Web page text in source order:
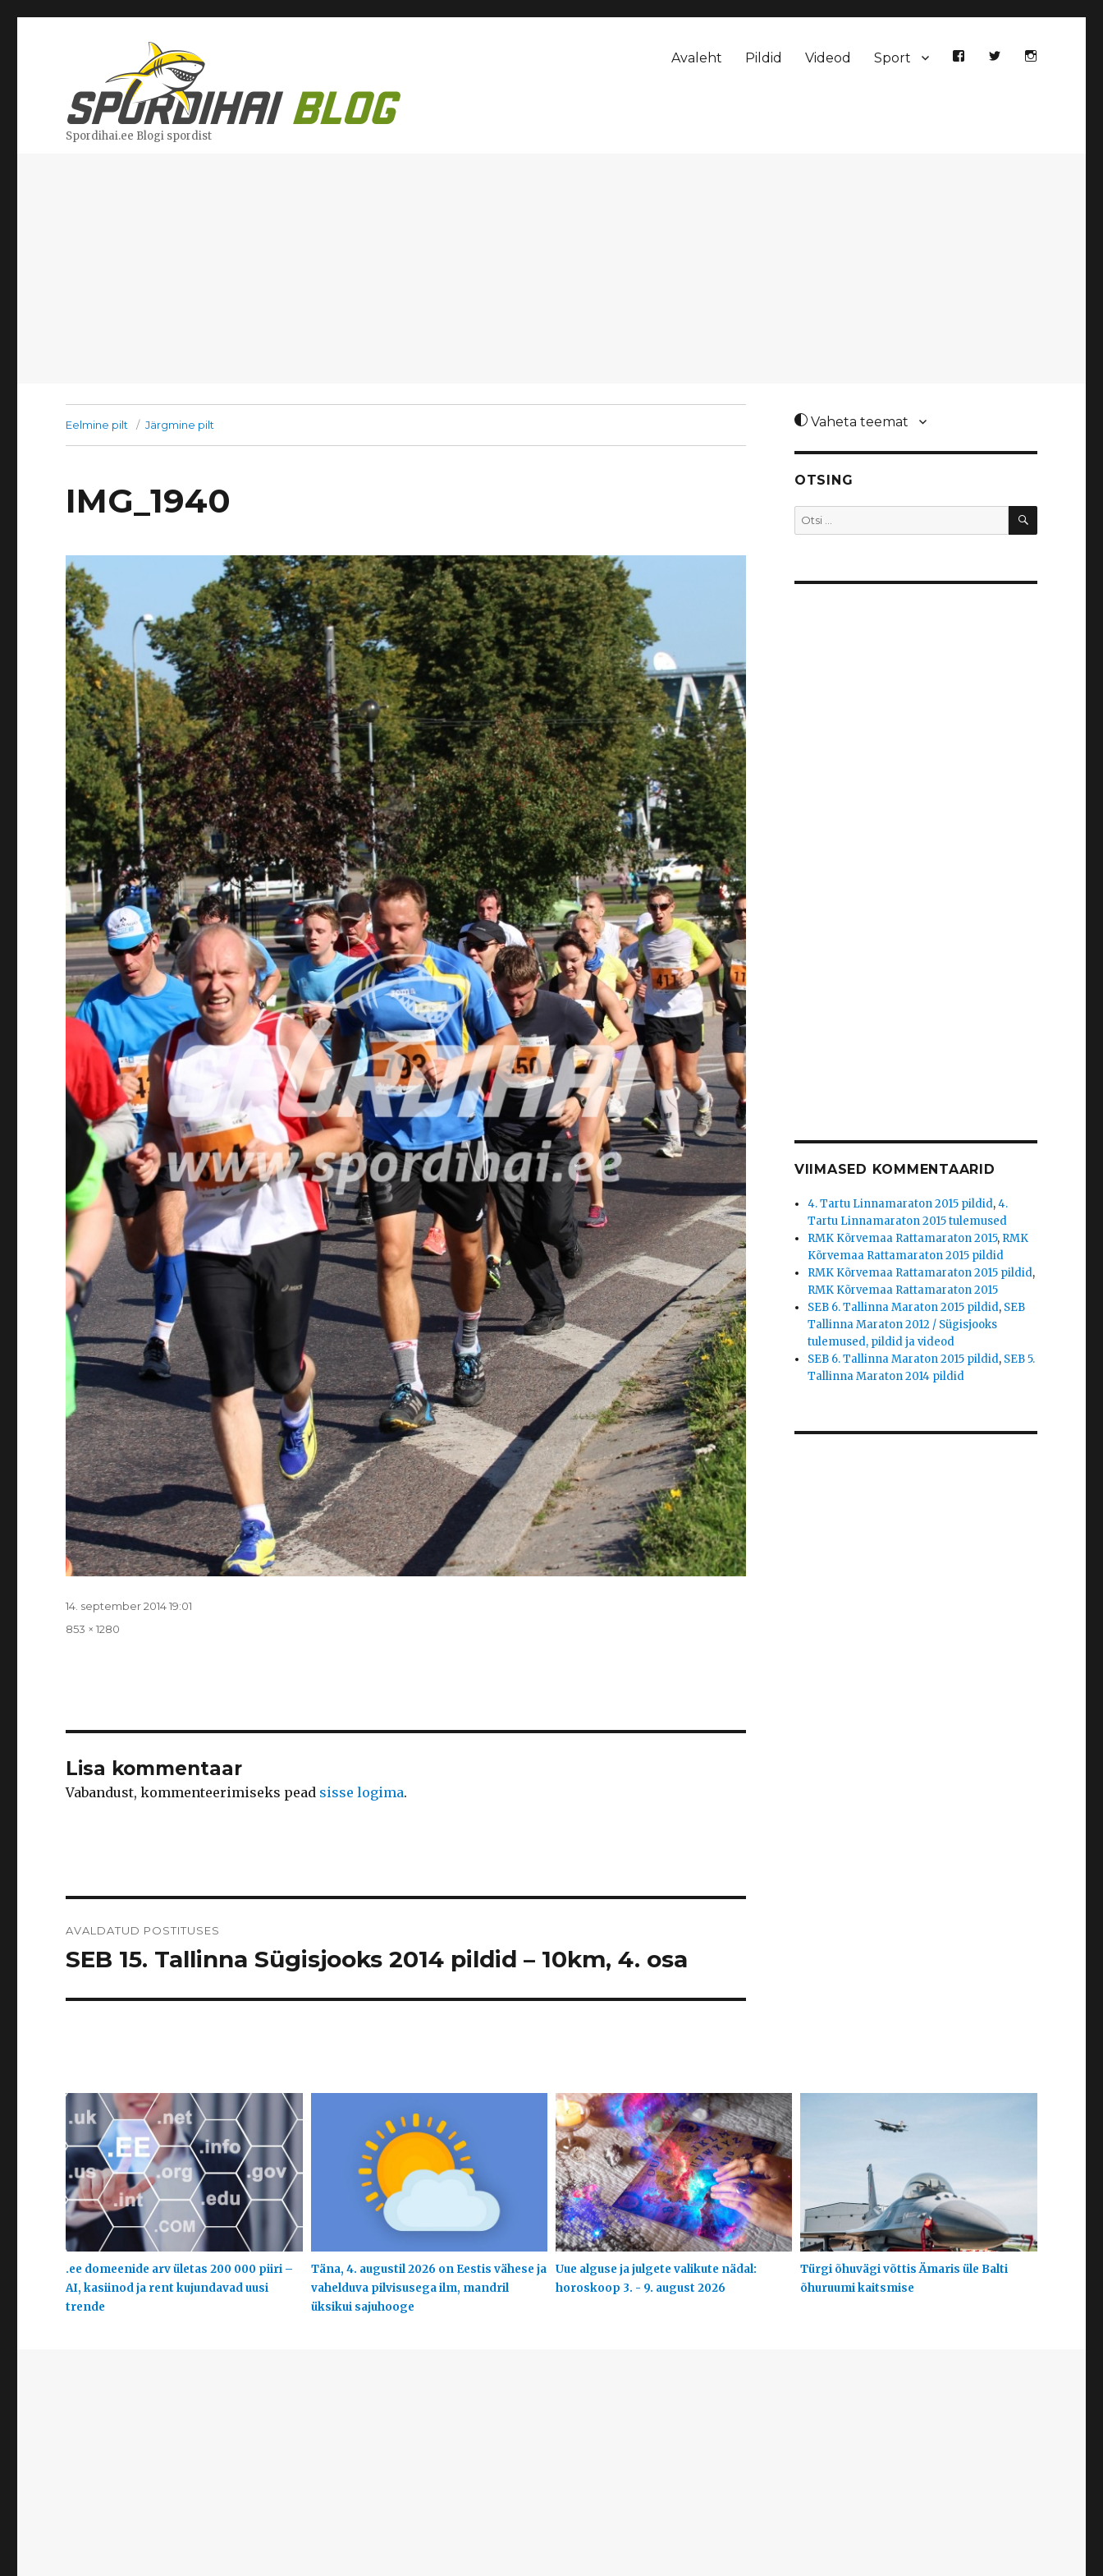
Spordihai.ee Blogi spordist
Avaleht Pildid Videod Sport
Eelmine pilt Järgmine pilt
IMG_1940
Postitatud
14. september 2014 19:01
Täissuurus
853 × 1280
Lisa kommentaar
Vabandust, kommenteerimiseks pead sisse logima.
AVALDATUD POSTITUSES
SEB 15. Tallinna Sügisjooks 2014 pildid – 10km, 4. osa
Vaheta teemat
OTSING
Otsi: OTSI
VIIMASED KOMMENTAARID
4. Tartu Linnamaraton 2015 pildid,4.
Tartu Linnamaraton 2015 tulemused
RMK Kõrvemaa Rattamaraton 2015, RMK
Kõrvemaa Rattamaraton 2015 pildid
RMK Kõrvemaa Rattamaraton 2015 pildid,
RMK Kõrvemaa Rattamaraton 2015
SEB 6. Tallinna Maraton 2015 pildid, SEB
Tallinna Maraton 2012 / Sügisjooks
tulemused, pildid ja videod
SEB 6. Tallinna Maraton 2015 pildid, SEB 5.
Tallinna Maraton 2014 pildid
.ee domeenide arv ületas 200 000 piiri –
AI, kasiinod ja rent kujundavad uusi
trende
Täna, 4. augustil 2026 on Eestis vähese ja
vahelduva pilvisusega ilm, mandril
üksikui sajuhooge
Uue alguse ja julgete valikute nädal:
horoskoop 3. - 9. august 2026
Türgi õhuvägi võttis Ämaris üle Balti
õhuruumi kaitsmise